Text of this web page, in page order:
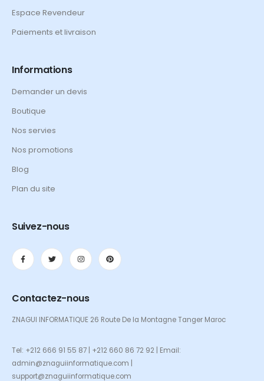
Espace Revendeur
Paiements et livraison
Informations
Demander un devis
Boutique
Nos servies
Nos promotions
Blog
Plan du site
Suivez-nous
Contactez-nous
ZNAGUI INFORMATIQUE 26 Route De la Montagne Tanger Maroc
Tel: +212 666 91 55 87 | +212 660 86 72 92 | Email:
admin@znaguiinformatique.com |
support@znaguiinformatique.com